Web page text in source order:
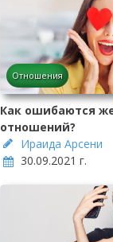
Отношения
Как ошибаются
отношений?
Ираида Арсени
30.09.2021 г.